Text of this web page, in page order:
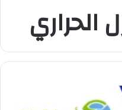
الحراري